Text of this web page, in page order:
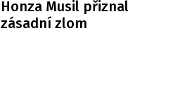
Honza Musil přiznal
zásadní zlom